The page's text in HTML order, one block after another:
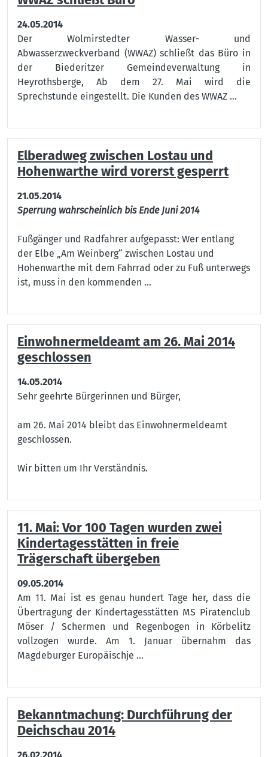
24.05.2014
Der Wolmirstedter Wasser- und
Abwasserzweckverband (WWAZ) schließt das Büro in
der Biederitzer Gemeindeverwaltung in
Heyrothsberge, Ab dem 27. Mai wird die
Sprechstunde eingestellt. Die Kunden des WWAZ ...
Elberadweg zwischen Lostau und
Hohenwarthe wird vorerst gesperrt
21.05.2014
Sperrung wahrscheinlich bis Ende Juni 2014
Fußgänger und Radfahrer aufgepasst: Wer entlang
der Elbe „Am Weinberg“ zwischen Lostau und
Hohenwarthe mit dem Fahrrad oder zu Fuß unterwegs
ist, muss in den kommenden ...
Einwohnermeldeamt am 26. Mai 2014
geschlossen
14.05.2014
Sehr geehrte Bürgerinnen und Bürger,
am 26. Mai 2014 bleibt das Einwohnermeldeamt
geschlossen.
Wir bitten um Ihr Verständnis.
11. Mai: Vor 100 Tagen wurden zwei
Kindertagesstätten in freie
Trägerschaft übergeben
09.05.2014
Am 11. Mai ist es genau hundert Tage her, dass die
Übertragung der Kindertagesstätten MS Piratenclub
Möser / Schermen und Regenbogen in Körbelitz
vollzogen wurde. Am 1. Januar übernahm das
Magdeburger Europäischje ...
Bekanntmachung: Durchführung der
Deichschau 2014